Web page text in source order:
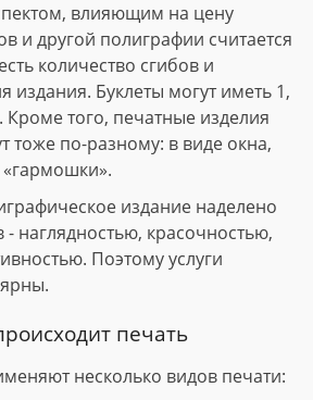
влияющим на цену
и другой полиграфии считается
количество сгибов и
издания. Буклеты могут иметь 1,
того, печатные изделия
тоже по-разному: в виде окна,
«гармошки».
издание наделено
- наглядностью, красочностью,
Поэтому услуги
печать
несколько видов печати: